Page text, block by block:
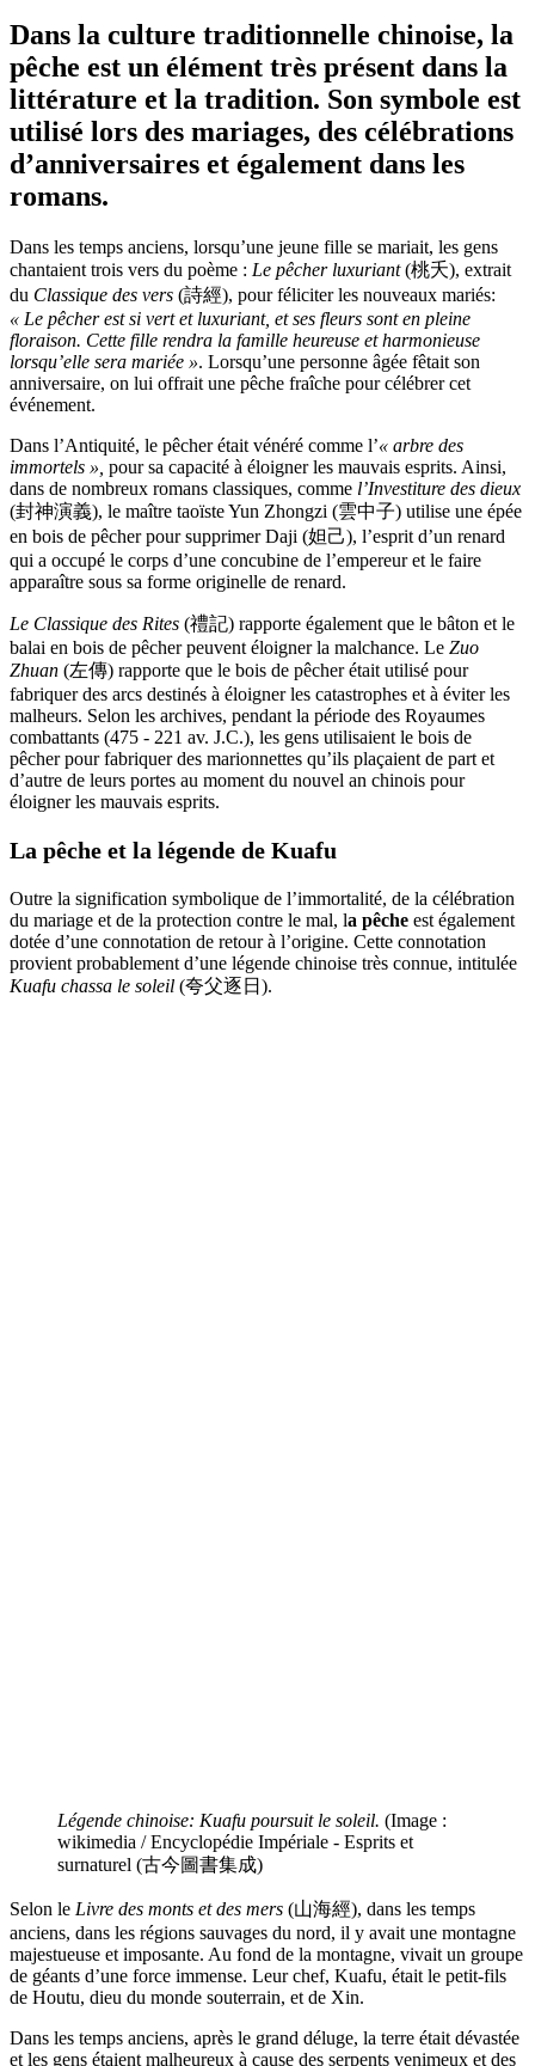
Dans la culture traditionnelle chinoise, la
pêche est un élément très présent dans la
littérature et la tradition. Son symbole est
utilisé lors des mariages, des célébrations
d’anniversaires et également dans les
romans.
Dans les temps anciens, lorsqu’une jeune fille se mariait, les gens
chantaient trois vers du poème : Le pêcher luxuriant(桃夭), extrait
du Classique des vers (詩經), pour féliciter les nouveaux mariés:
« Le pêcher est si vert et luxuriant, et ses fleurs sont en pleine
floraison. Cette fille rendra la famille heureuse et harmonieuse
lorsqu’elle sera mariée ». Lorsqu’une personne âgée fêtait son
anniversaire, on lui offrait une pêche fraîche pour célébrer cet
événement.
Dans l’Antiquité, le pêcher était vénéré comme l’« arbre des
immortels », pour sa capacité à éloigner les mauvais esprits. Ainsi,
dans de nombreux romans classiques, comme l’Investiture des dieux
(封神演義), le maître taoïste Yun Zhongzi (雲中子) utilise une épée
en bois de pêcher pour supprimer Daji (妲己), l’esprit d’un renard
qui a occupé le corps d’une concubine de l’empereur et le faire
apparaître sous sa forme originelle de renard.
Le Classique des Rites (禮記) rapporte également que le bâton et le
balai en bois de pêcher peuvent éloigner la malchance. Le Zuo
Zhuan (左傳) rapporte que le bois de pêcher était utilisé pour
fabriquer des arcs destinés à éloigner les catastrophes et à éviter les
malheurs. Selon les archives, pendant la période des Royaumes
combattants (475 - 221 av. J.C.), les gens utilisaient le bois de
pêcher pour fabriquer des marionnettes qu’ils plaçaient de part et
d’autre de leurs portes au moment du nouvel an chinois pour
éloigner les mauvais esprits.
La pêche et la légende de Kuafu
Outre la signification symbolique de l’immortalité, de la célébration
du mariage et de la protection contre le mal, la pêche est également
dotée d’une connotation de retour à l’origine. Cette connotation
provient probablement d’une légende chinoise très connue, intitulée
Kuafu chassa le soleil (夸父逐日).
Légende chinoise: Kuafu poursuit le soleil. (Image :
wikimedia / Encyclopédie Impériale - Esprits et
surnaturel (古今圖書集成)
Selon le Livre des monts et des mers (山海經), dans les temps
anciens, dans les régions sauvages du nord, il y avait une montagne
majestueuse et imposante. Au fond de la montagne, vivait un groupe
de géants d’une force immense. Leur chef, Kuafu, était le petit-fils
de Houtu, dieu du monde souterrain, et de Xin.
Dans les temps anciens, après le grand déluge, la terre était dévastée
et les gens étaient malheureux à cause des serpents venimeux et des